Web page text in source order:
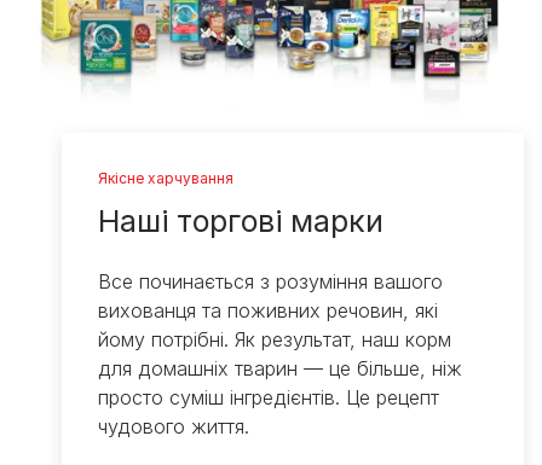
Якісне харчування
Наші торгові марки
Все починається з розуміння вашого
вихованця та поживних речовин, які
йому потрібні. Як результат, наш корм
для домашніх тварин — це більше, ніж
просто суміш інгредієнтів. Це рецепт
чудового життя.